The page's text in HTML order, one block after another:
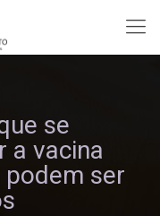
se
a vacina
podem ser